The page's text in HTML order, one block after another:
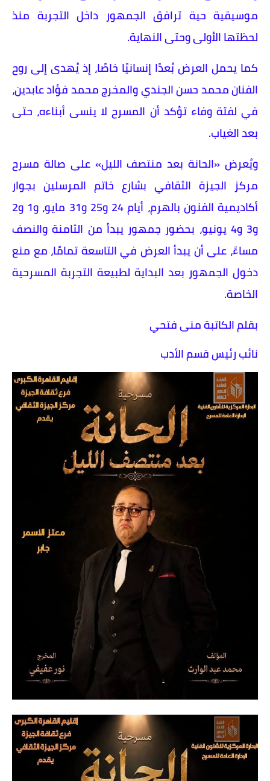
موسيقية حية ترافق الجمهور داخل التجربة منذ
لحظتها الأولى وحتى النهاية.
كما يحمل العرض بُعدًا إنسانيًا خاصًا، إذ يُهدى إلى روح
الفنان محمد حسن الجندي والمخرج محمد فؤاد عابدين،
في لفتة وفاء تؤكد أن المسرح لا ينسى أبناءه، حتى
بعد الغياب.
ويُعرض «الحانة بعد منتصف الليل» على صالة مسرح
مركز الجيزة الثقافي بشارع خاتم المرسلين بجوار
أكاديمية الفنون بالهرم، أيام 24 و25 و31 مايو، و1 و2
و3 و4 يونيو، بحضور جمهور يبدأ من الثامنة والنصف
مساءً، على أن يبدأ العرض في التاسعة تمامًا، مع منع
دخول الجمهور بعد البداية لطبيعة التجربة المسرحية
الخاصة.
بقلم الكاتبة منى فتحي
نائب رئيس قسم الأدب